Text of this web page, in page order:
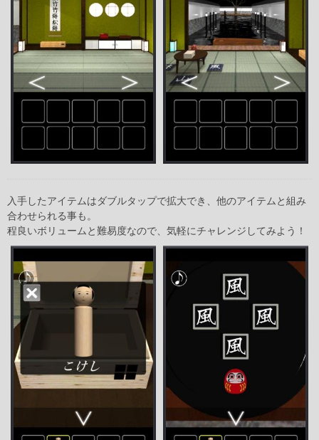
入手したアイテムはダブルタップで拡大でき、他のアイテムと組み
合わせられる事も。
程良いボリュームと難易度なので、気軽にチャレンジしてみよう！